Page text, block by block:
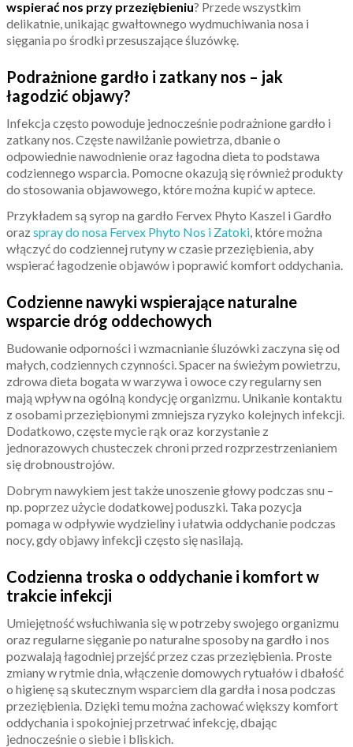
wspierać nos przy przeziębieniu? Przede wszystkim
delikatnie, unikając gwałtownego wydmuchiwania nosa i
sięgania po środki przesuszające śluzówkę.
Podrażnione gardło i zatkany nos – jak
łagodzić objawy?
Infekcja często powoduje jednocześnie podrażnione gardło i
zatkany nos. Częste nawilżanie powietrza, dbanie o
odpowiednie nawodnienie oraz łagodna dieta to podstawa
codziennego wsparcia. Pomocne okazują się również produkty
do stosowania objawowego, które można kupić w aptece.
Przykładem są syrop na gardło Fervex Phyto Kaszel i Gardło
orazspray do nosa Fervex Phyto Nos i Zatoki, które można
włączyć do codziennej rutyny w czasie przeziębienia, aby
wspierać łagodzenie objawów i poprawić komfort oddychania.
Codzienne nawyki wspierające naturalne
wsparcie dróg oddechowych
Budowanie odporności i wzmacnianie śluzówki zaczyna się od
małych, codziennych czynności. Spacer na świeżym powietrzu,
zdrowa dieta bogata w warzywa i owoce czy regularny sen
mają wpływ na ogólną kondycję organizmu. Unikanie kontaktu
z osobami przeziębionymi zmniejsza ryzyko kolejnych infekcji.
Dodatkowo, częste mycie rąk oraz korzystanie z
jednorazowych chusteczek chroni przed rozprzestrzenianiem
się drobnoustrojów.
Dobrym nawykiem jest także unoszenie głowy podczas snu –
np. poprzez użycie dodatkowej poduszki. Taka pozycja
pomaga w odpływie wydzieliny i ułatwia oddychanie podczas
nocy, gdy objawy infekcji często się nasilają.
Codzienna troska o oddychanie i komfort w
trakcie infekcji
Umiejętność wsłuchiwania się w potrzeby swojego organizmu
oraz regularne sięganie po naturalne sposoby na gardło i nos
pozwalają łagodniej przejść przez czas przeziębienia. Proste
zmiany w rytmie dnia, włączenie domowych rytuałów i dbałość
o higienę są skutecznym wsparciem dla gardła i nosa podczas
przeziębienia. Dzięki temu można zachować większy komfort
oddychania i spokojniej przetrwać infekcję, dbając
jednocześnie o siebie i bliskich.